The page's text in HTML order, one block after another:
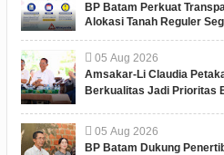
BP Batam Perkuat
Alokasi Tanah Reguler
05 Aug 2026
Amsakar-Li Claudia
Berkualitas Jadi Prioritas
05 Aug 2026
BP Batam Dukung